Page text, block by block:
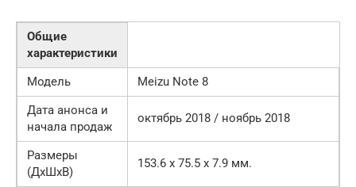
Общие
характеристики
Модель
Meizu Note 8
Дата анонса и
начала продаж
октябрь 2018 / ноябрь 2018
Размеры
(ДxШxВ)
153.6 x 75.5 x 7.9 мм.